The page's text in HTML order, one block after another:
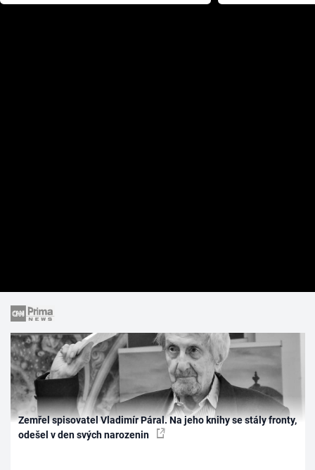
Zemřel spisovatel Vladimír Páral. Na jeho knihy se stály fronty,
odešel v den svých narozenin